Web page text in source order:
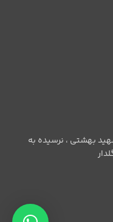
بهشتی ، نرسیده به